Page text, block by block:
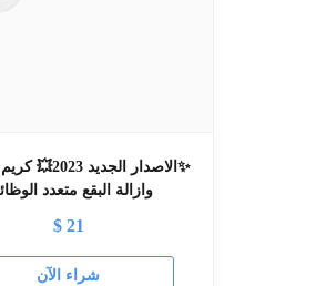
✨الاصدار الجديد
وازالة البقع متعدد
21
$
شراء الآن